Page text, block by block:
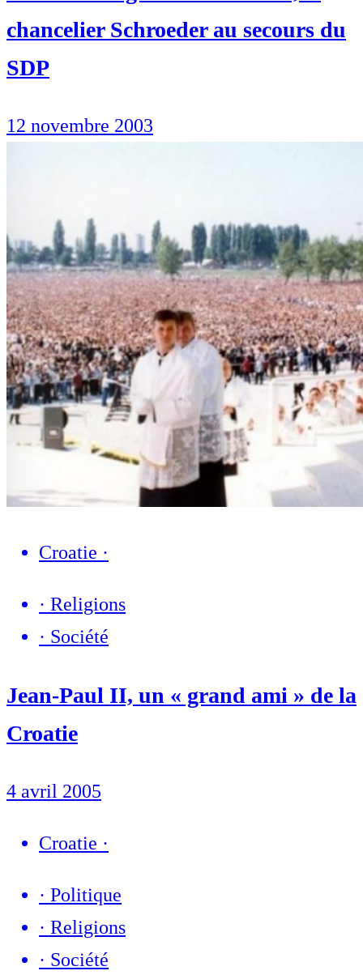
chancelier Schroeder au secours du
SDP
12 novembre 2003
Croatie ·
· Religions
· Société
Jean-Paul II, un « grand ami » de la
Croatie
4 avril 2005
Croatie ·
· Politique
· Religions
· Société